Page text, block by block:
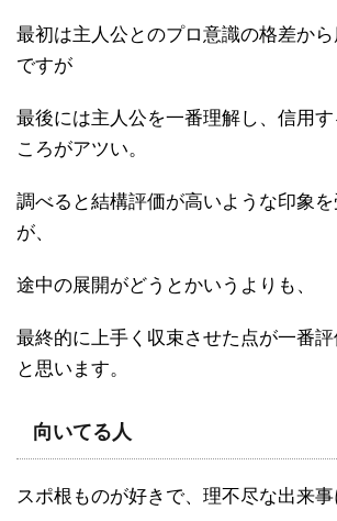
最初は主人公とのプロ意識の格差か
ですが
最後には主人公を一番理解し、信用
ころがアツい。
調べると結構評価が高いような印象
が、
途中の展開がどうとかいうよりも、
最終的に上手く収束させた点が一番
と思います。
向いてる人
スポ根ものが好きで、理不尽な出来